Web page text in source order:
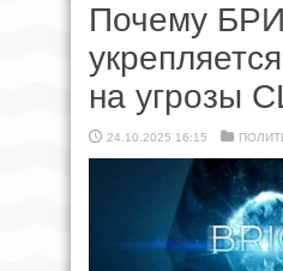
Почему
на угрозы
24.10.2025 16:15